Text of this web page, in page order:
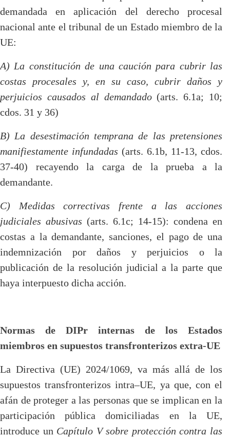
demandada en aplicación del derecho procesal
nacional ante el tribunal de un Estado miembro de la
UE:
A) La constitución de una caución para cubrir las
costas procesales y, en su caso, cubrir daños y
perjuicios causados al demandado(arts. 6.1a; 10;
cdos. 31 y 36)
B) La desestimación temprana de las pretensiones
manifiestamente infundadas (arts. 6.1b, 11-13, cdos.
37-40) recayendo la carga de la prueba a la
demandante.
C) Medidas correctivas frente a las acciones
judiciales abusivas (arts. 6.1c; 14-15): condena en
costas a la demandante, sanciones, el pago de una
indemnización por daños y perjuicios o la
publicación de la resolución judicial a la parte que
haya interpuesto dicha acción.
Normas de DIPr internas de los Estados
miembros en supuestos transfronterizos extra-UE
La Directiva (UE) 2024/1069, va más allá de los
supuestos transfronterizos intra–UE, ya que, con el
afán de proteger a las personas que se implican en la
participación pública domiciliadas en la UE,
introduce un Capítulo V sobre protección contra las